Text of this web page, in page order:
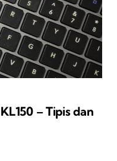
– Tipis dan